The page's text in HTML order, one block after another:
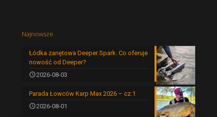
Najnowsze
Łódka zanętowa Deeper Spark. Co oferuje
nowość od Deeper?
2026-08-03
Parada Łowców Karp Max 2026 – cz.1
2026-08-01